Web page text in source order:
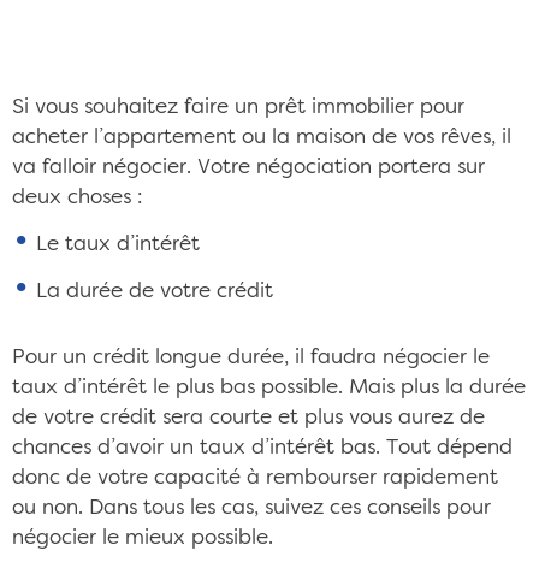
Si vous souhaitez faire un prêt immobilier pour
acheter l’appartement ou la maison de vos rêves, il
va falloir négocier. Votre négociation portera sur
deux choses :
Le taux d’intérêt
La durée de votre crédit
Pour un crédit longue durée, il faudra négocier le
taux d’intérêt le plus bas possible. Mais plus la durée
de votre crédit sera courte et plus vous aurez de
chances d’avoir un taux d’intérêt bas. Tout dépend
donc de votre capacité à rembourser rapidement
ou non. Dans tous les cas, suivez ces conseils pour
négocier le mieux possible.